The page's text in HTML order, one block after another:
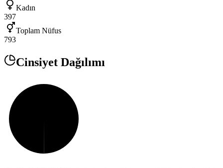
Kadın
397
Toplam Nüfus
793
Cinsiyet Dağılımı